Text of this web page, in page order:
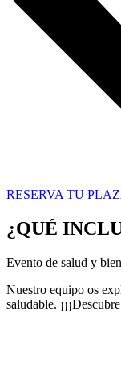
RESERVA TU
¿QUÉ
Evento de salud y
Nuestro equipo os
saludable.